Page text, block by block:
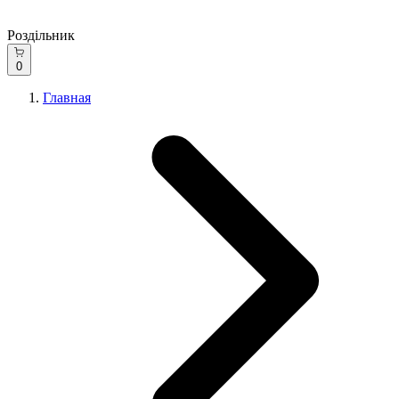
Роздільник
0
Главная